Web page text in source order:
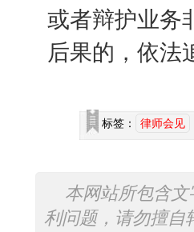
或者辩护业务
后果的，依法
标签： 律师会见
本网站所包含
利问题，请勿擅自